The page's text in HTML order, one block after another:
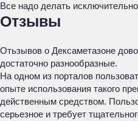
Все надо делать
Отзывы
Отьзывов о Дексаметазоне
достаточно разнообразные.
На одном из порталов
опыте использования такого
действенным средством.
серьезное и требует